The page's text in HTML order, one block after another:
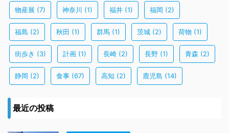
物産展 (7) 神奈川 (1) 福井 (1) 福岡 (2)
福島 (2) 秋田 (1) 群馬 (1) 茨城 (2) 荷物 (1)
街歩き (3) 計画 (1) 長崎 (2) 長野 (1) 青森 (2)
静岡 (2) 食事 (67) 高知 (2) 鹿児島 (14)
最近の投稿